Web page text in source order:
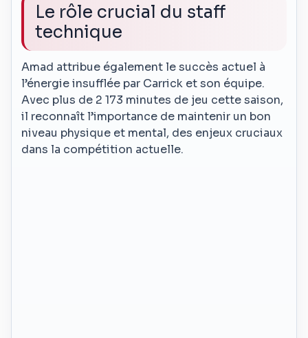
Le rôle crucial du staff
technique
Amad attribue également le succès actuel à
l’énergie insufflée par Carrick et son équipe.
Avec plus de 2 173 minutes de jeu cette saison,
il reconnaît l’importance de maintenir un bon
niveau physique et mental, des enjeux cruciaux
dans la compétition actuelle.